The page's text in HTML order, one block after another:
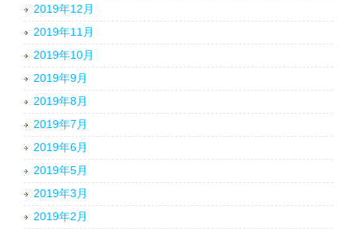
2019年12月
2019年11月
2019年10月
2019年9月
2019年8月
2019年7月
2019年6月
2019年5月
2019年3月
2019年2月